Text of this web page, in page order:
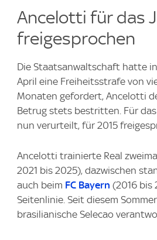
Ancelotti für das
freigesprochen
Die Staatsanwaltschaft hatte
April eine Freiheitsstrafe von
Monaten gefordert, Ancelotti
Betrug stets bestritten. Für
nun verurteilt, für 2015
Ancelotti trainierte Real
2021 bis 2025), dazwischen
auch beim FC Bayern (2016 bis
Seitenlinie. Seit diesem
brasilianische Selecao